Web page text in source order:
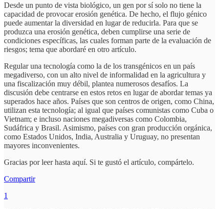
Desde un punto de vista biológico, un gen por sí solo no tiene la
capacidad de provocar erosión genética. De hecho, el flujo génico
puede aumentar la diversidad en lugar de reducirla. Para que se
produzca una erosión genética, deben cumplirse una serie de
condiciones específicas, las cuales forman parte de la evaluación de
riesgos; tema que abordaré en otro artículo.
Regular una tecnología como la de los transgénicos en un país
megadiverso, con un alto nivel de informalidad en la agricultura y
una fiscalización muy débil, plantea numerosos desafíos. La
discusión debe centrarse en estos retos en lugar de abordar temas ya
superados hace años. Países que son centros de origen, como China,
utilizan esta tecnología; al igual que países comunistas como Cuba o
Vietnam; e incluso naciones megadiversas como Colombia,
Sudáfrica y Brasil. Asimismo, países con gran producción orgánica,
como Estados Unidos, India, Australia y Uruguay, no presentan
mayores inconvenientes.
Gracias por leer hasta aquí. Si te gustó el artículo, compártelo.
Compartir
1